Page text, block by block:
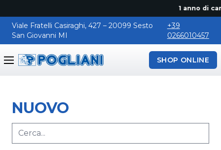
1 anno di
Viale Fratelli Casiraghi, 427 – 20099 Sesto
San Giovanni MI
+39
0266010457
SHOP ONLINE
NUOVO